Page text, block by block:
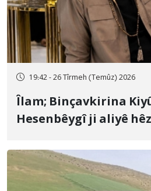
19:42 - 26 Tîrmeh (Temûz) 2026
Îlam; Binçavkirina
Hesenbêygî ji aliyê